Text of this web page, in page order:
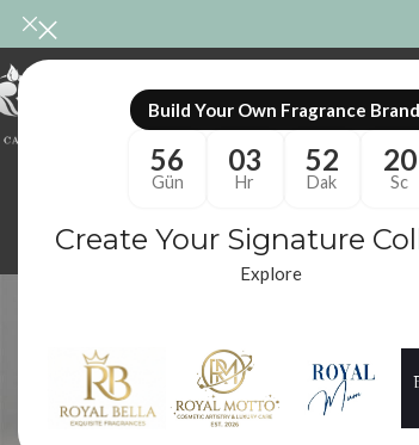
Build Your Own Fragrance Brand
56
Gün
03
Hr
52
Dak
19
Sc
Create Your Signature
Explore